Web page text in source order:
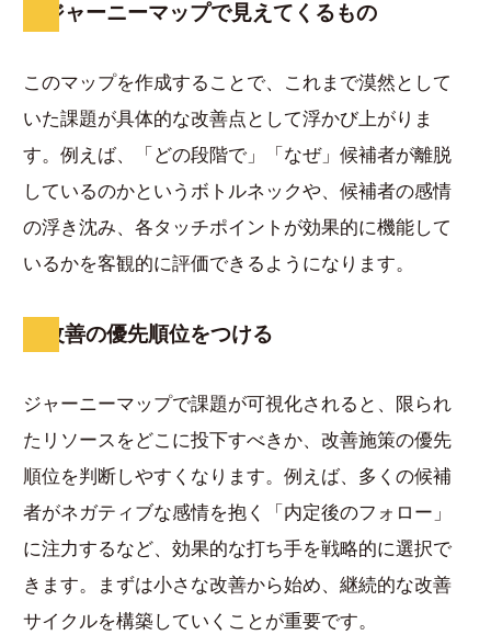
ジャーニーマップで見えてくるもの
このマップを作成することで、これまで漠然として
いた課題が具体的な改善点として浮かび上がりま
す。例えば、「どの段階で」「なぜ」候補者が離脱
しているのかというボトルネックや、候補者の感情
の浮き沈み、各タッチポイントが効果的に機能して
いるかを客観的に評価できるようになります。
改善の優先順位をつける
ジャーニーマップで課題が可視化されると、限られ
たリソースをどこに投下すべきか、改善施策の優先
順位を判断しやすくなります。例えば、多くの候補
者がネガティブな感情を抱く「内定後のフォロー」
に注力するなど、効果的な打ち手を戦略的に選択で
きます。まずは小さな改善から始め、継続的な改善
サイクルを構築していくことが重要です。